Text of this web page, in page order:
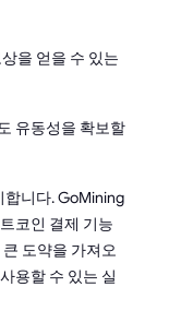
을 얻을 수 있는
유동성을 확보할
니다. GoMining
코인 결제 기능
도약을 가져오
용할 수 있는 실